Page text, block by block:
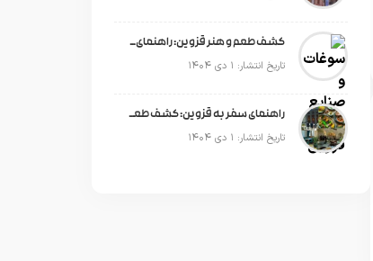
کشف طعم و هنر قزوین: راهنمای کامل سوغات محلی که باید امتحان کنید
تاریخ انتشار: ۱ دی ۱۴۰۴
راهنمای سفر به قزوین: کشف طعم‌های محلی در بهترین رستوران‌ها
تاریخ انتشار: ۱ دی ۱۴۰۴